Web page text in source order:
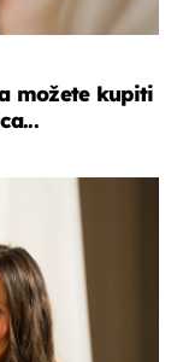
možete kupiti